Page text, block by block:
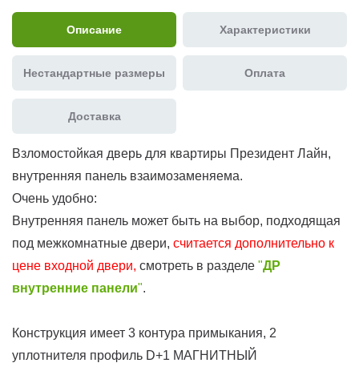
Описание Характеристики
Нестандартные размеры Оплата
Доставка
Взломостойкая дверь для квартиры Президент Лайн,
внутренняя панель взаимозаменяема.
Очень удобно:
Внутренняя панель может быть на выбор, подходящая
под межкомнатные двери, считается дополнительно к
цене входной двери, смотреть в разделе "ДР
внутренние панели".
Конструкция имеет 3 контура примыкания, 2
уплотнителя профиль D+1 МАГНИТНЫЙ